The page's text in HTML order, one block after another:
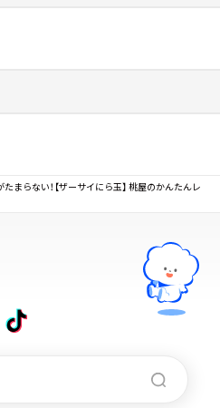
まらない！【ザーサイにら玉】 桃屋のかんたんレ